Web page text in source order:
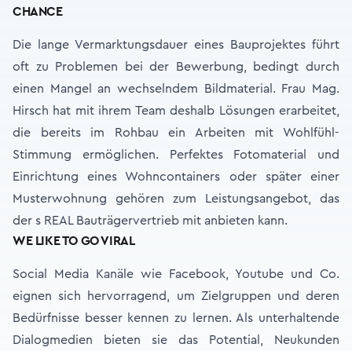
CHANCE
Die lange Vermarktungsdauer eines Bauprojektes führt
oft zu Problemen bei der Bewerbung, bedingt durch
einen Mangel an wechselndem Bildmaterial. Frau Mag.
Hirsch hat mit ihrem Team deshalb Lösungen erarbeitet,
die bereits im Rohbau ein Arbeiten mit Wohlfühl-
Stimmung ermöglichen. Perfektes Fotomaterial und
Einrichtung eines Wohncontainers oder später einer
Musterwohnung gehören zum Leistungsangebot, das
der s REAL Bauträgervertrieb mit anbieten kann.
WE LIKE TO GO VIRAL
Social Media Kanäle wie Facebook, Youtube und Co.
eignen sich hervorragend, um Zielgruppen und deren
Bedürfnisse besser kennen zu lernen. Als unterhaltende
Dialogmedien bieten sie das Potential, Neukunden